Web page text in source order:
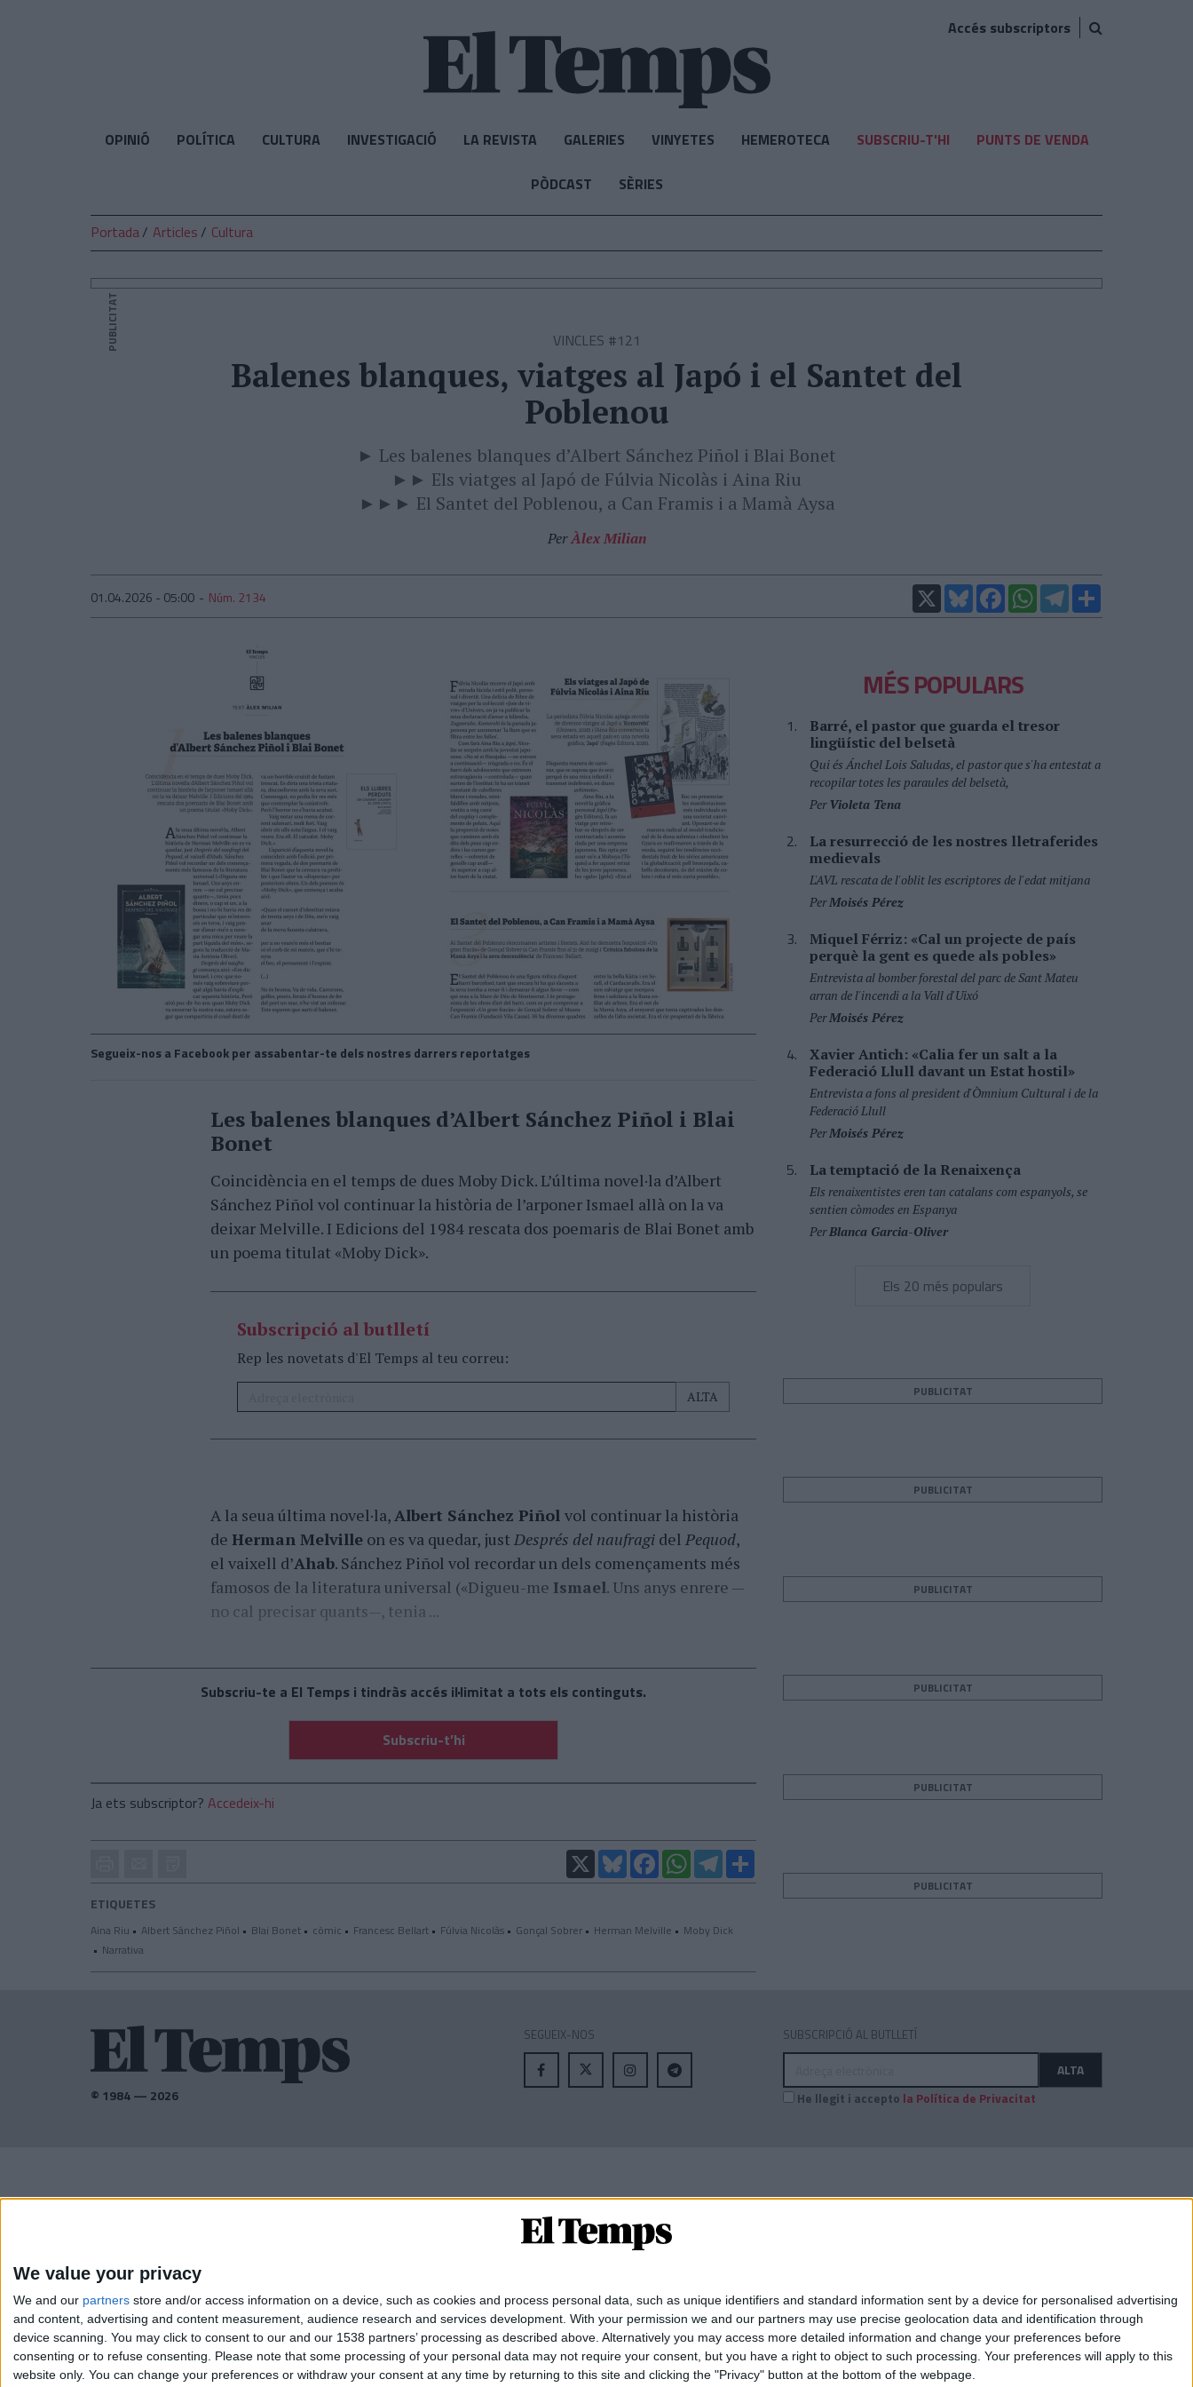
We value your privacy
We and our partners store and/or access information on a device, such as cookies and process personal data, such as unique identifiers and standard information sent by a device for personalised advertising
and content, advertising and content measurement, audience research and services development. With your permission we and our partners may use precise geolocation data and identification through
device scanning. You may click to consent to our and our 1538 partners’ processing as described above. Alternatively you may access more detailed information and change your preferences before
consenting or to refuse consenting.
Please note that some processing of your personal data may not require your consent, but you have a right to object to such processing. Your preferences will apply to this
website only. You can change your preferences or withdraw your consent at any time by returning to this site and clicking the "Privacy" button at the bottom of the webpage.
Accés subscriptors
OPINIÓ POLÍTICA CULTURA INVESTIGACIÓ LA REVISTA GALERIES VINYETES HEMEROTECA SUBSCRIU-T'HI PUNTS DE VENDA
PÒDCAST SÈRIES
Portada Articles Cultura
PUBLICITAT VINCLES #121
Balenes blanques, viatges al Japó i el Santet del
Poblenou
► Les balenes blanques d’Albert Sánchez Piñol i Blai Bonet
►► Els viatges al Japó de Fúlvia Nicolàs i Aina Riu
►►► El Santet del Poblenou, a Can Framis i a Mamà Aysa
PerÀlex Milian
01.04.2026 - 05:00 Núm. 2134 X BlueskyFacebookWhatsAppTelegram
Segueix-nos a Facebook per assabentar-te dels nostres darrers reportatges
Les balenes blanques d’Albert Sánchez Piñol i Blai
Bonet
Coincidència en el temps de dues Moby Dick. L’última novel·la d’Albert
Sánchez Piñol vol continuar la història de l’arponer Ismael allà on la va
deixar Melville. I Edicions del 1984 rescata dos poemaris de Blai Bonet amb
un poema titulat «Moby Dick».
Subscripció al butlletí
Rep les novetats d'El Temps al teu correu:
A la seua última novel·la,Albert Sánchez Piñol vol continuar la història
de Herman Melville on es va quedar, just Després del naufragi del Pequod,
el vaixell d’Ahab. Sánchez Piñol vol recordar un dels començaments més
famosos de la literatura universal («Digueu-me Ismael. Uns anys enrere —
no cal precisar quants—, tenia ...
Subscriu-te a El Temps i tindràs accés il·limitat a tots els continguts.
Subscriu-t’hi
Ja ets subscriptor? Accedeix-hi
amic
X BlueskyFacebookWhatsAppTelegram
ETIQUETES
Aina Riu Albert Sánchez Piñol Blai Bonet còmic Francesc Bellart Fúlvia Nicolàs Gonçal Sobrer Herman Melville
Moby Dick
Narrativa
MÉS POPULARS
Barré, el pastor que guarda el tresor
lingüístic del belsetà
Qui és Ánchel Lois Saludas, el pastor que s'ha entestat a
recopilar totes les paraules del belsetà,
PerVioleta Tena
La resurrecció de les nostres lletraferides
medievals
L'AVL rescata de l'oblit les escriptores de l'edat mitjana
PerMoisés Pérez
Miquel Férriz: «Cal un projecte de país
perquè la gent es quede als pobles»
Entrevista al bomber forestal del parc de Sant Mateu
arran de l'incendi a la Vall d'Uixó
PerMoisés Pérez
Xavier Antich: «Calia fer un salt a la
Federació Llull davant un Estat hostil»
Entrevista a fons al president d'Òmnium Cultural i de la
Federació Llull
PerMoisés Pérez
La temptació de la Renaixença
Els renaixentistes eren tan catalans com espanyols, se
sentien còmodes en Espanya
PerBlanca Garcia-Oliver
Els 20 més populars
PUBLICITAT
PUBLICITAT
PUBLICITAT
PUBLICITAT
PUBLICITAT
PUBLICITAT
© 1984 — 2026
SEGUEIX-NOS SUBSCRIPCIÓ AL BUTLLETÍ
Adreça
ALTA
He llegit i accepto la Política de Privacitat